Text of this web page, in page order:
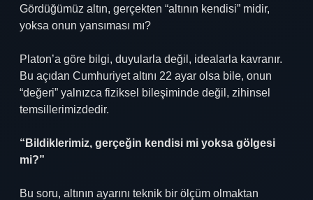
Gördüğümüz altın, gerçekten “altının kendisi” midir,
yoksa onun yansıması mı?
Platon’a göre bilgi, duyularla değil, idealarla kavranır.
Bu açıdan Cumhuriyet altını 22 ayar olsa bile, onun
“değeri” yalnızca fiziksel bileşiminde değil, zihinsel
temsillerimizdedir.
“Bildiklerimiz, gerçeğin kendisi mi yoksa gölgesi
mi?”
Bu soru, altının ayarını teknik bir ölçüm olmaktan